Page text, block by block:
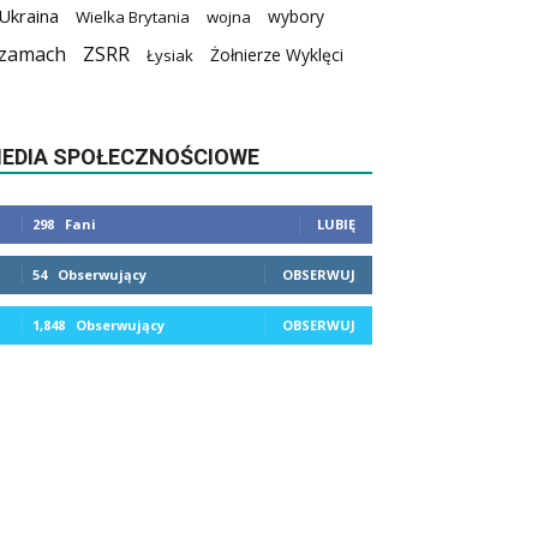
Wielka Brytania wojna wybory
ZSRR Łysiak Żołnierze Wyklęci
SPOŁECZNOŚCIOWE
298 Fani LUBIĘ
54 Obserwujący OBSERWUJ
1,848 Obserwujący OBSERWUJ